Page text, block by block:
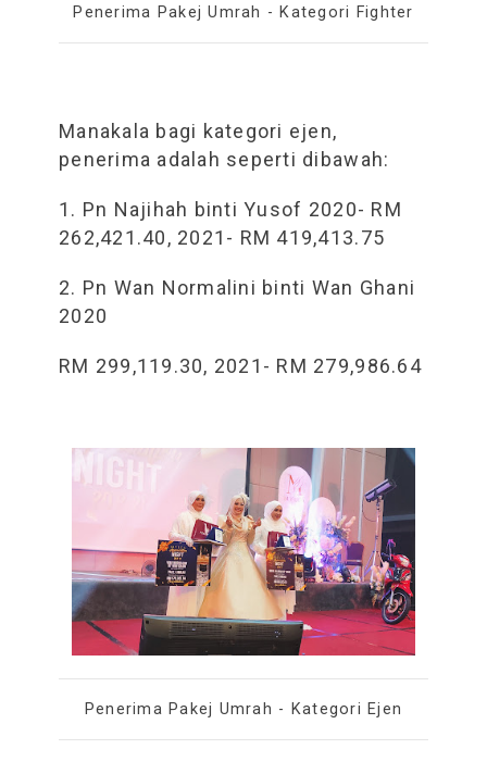
Penerima Pakej Umrah - Kategori Fighter
Manakala bagi kategori ejen,
penerima adalah seperti dibawah:
1. Pn Najihah binti Yusof 2020- RM
262,421.40, 2021- RM 419,413.75
2. Pn Wan Normalini binti Wan Ghani
2020
RM 299,119.30, 2021- RM 279,986.64
Penerima Pakej Umrah - Kategori Ejen